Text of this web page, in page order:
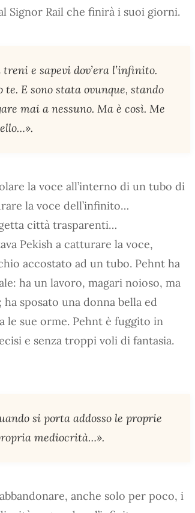
Signor Rail che finirà i suoi giorni.
e sapevi dov’era l’infinito.
te. E sono stata ovunque, stando
mai a nessuno. Ma è così. Me
la voce all’interno di un tubo di
la voce dell’infinito…
città trasparenti…
Pekish a catturare la voce,
accostato ad un tubo. Pehnt ha
ha un lavoro, magari noioso, ma
sposato una donna bella ed
le sue orme. Pehnt è fuggito in
e senza troppi voli di fantasia.
si porta addosso le proprie
mediocrità…».
anche solo per poco, i